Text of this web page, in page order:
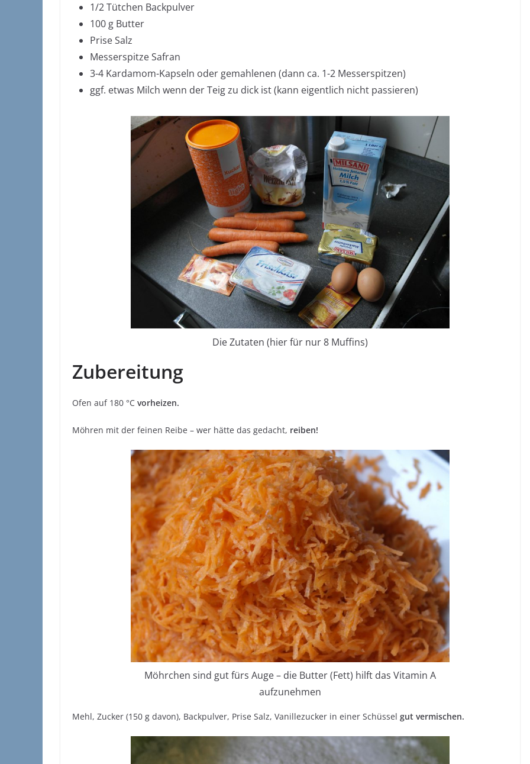
1/2 Tütchen Backpulver
100 g Butter
Prise Salz
Messerspitze Safran
3-4 Kardamom-Kapseln oder gemahlenen (dann ca. 1-2 Messerspitzen)
ggf. etwas Milch wenn der Teig zu dick ist (kann eigentlich nicht passieren)
Die Zutaten (hier für nur 8 Muffins)
Zubereitung
Ofen auf 180 °C vorheizen.
Möhren mit der feinen Reibe – wer hätte das gedacht, reiben!
Möhrchen sind gut fürs Auge – die Butter (Fett) hilft das Vitamin A
aufzunehmen
Mehl, Zucker (150 g davon), Backpulver, Prise Salz, Vanillezucker in einer Schüssel gut vermischen.